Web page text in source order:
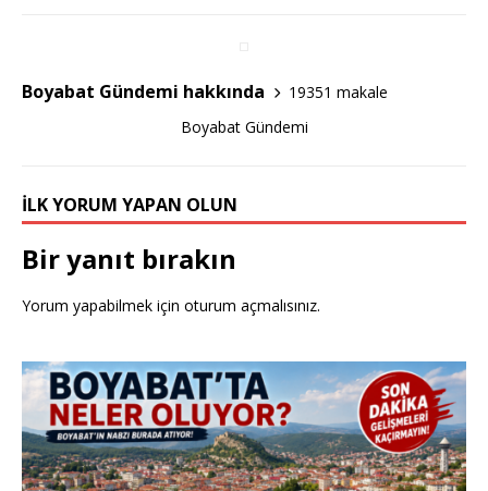
o
k
Boyabat Gündemi hakkında
19351 makale
Boyabat Gündemi
İLK YORUM YAPAN OLUN
Bir yanıt bırakın
Yorum yapabilmek için oturum açmalısınız.